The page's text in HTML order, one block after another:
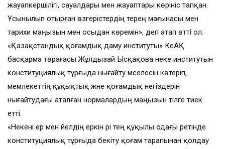
жауапкершілігі, сауалдары мен жауаптары көрініс тапқан.
Ұсынылып отырған өзгерістердің терең мағынасы мен
тарихи маңызын мен осыдан көремін», деп атап өтті ол.
«Қазақстандық қоғамдық даму институты» КеАҚ
басқарма төрағасы Жұлдызай Ысқақова неке институтын
конституциялық тұрғыда нығайту мәселесін көтеріп,
мемлекеттің құқықтық және қоғамдық негіздерін
нығайтудағы аталған нормалардың маңызын тілге тиек
етті.
«Некені ер мен әйелдің еркін әрі тең құқылы одағы ретінде
конституциялық тұрғыда бекіту қоғам тарапынан қолдау